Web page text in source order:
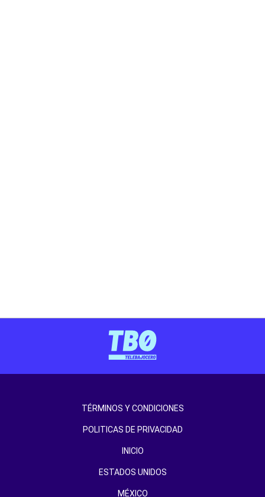
TÉRMINOS Y CONDICIONES
POLITICAS DE PRIVACIDAD
INICIO
ESTADOS UNIDOS
MÉXICO